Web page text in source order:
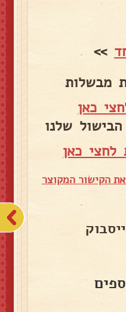
>>
מבשלות
כאן
שלנו
לחצי כאן
הקישור המקוצר